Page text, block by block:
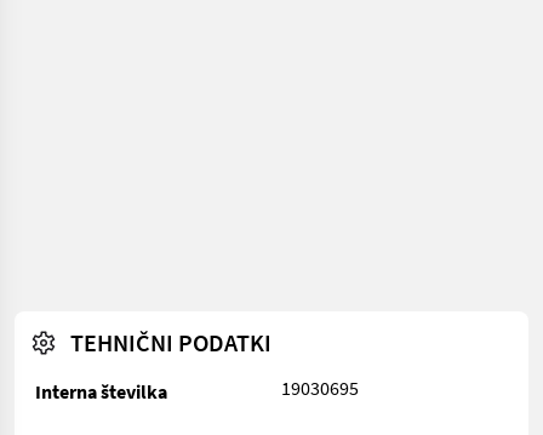
TEHNIČNI PODATKI
Interna številka 19030695